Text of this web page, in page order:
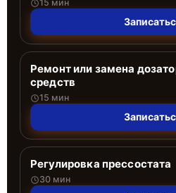
15 мин
Ремонт или замена
средств
15 мин
Регулировка прессостата
30 мин